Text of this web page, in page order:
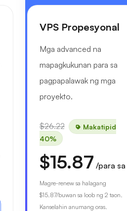
VPS Propesyonal
Mga advanced na
mapagkukunan para sa
pagpapalawak ng mga
proyekto.
$26.22
Makatipid
40%
$15.87 /para sa
Magre-renew sa halagang
$15.87/buwan sa loob ng 2 taon.
Kanselahin anumang oras.